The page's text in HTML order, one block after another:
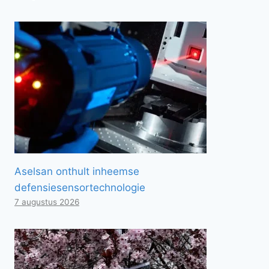
Aselsan onthult inheemse
defensiesensortechnologie
7 augustus 2026